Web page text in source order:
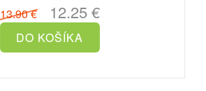
13.90 €12.25 €